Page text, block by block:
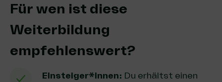
Für wen ist diese
Weiterbildung
empfehlenswert?
Einsteiger*innen: Du erhältst einen